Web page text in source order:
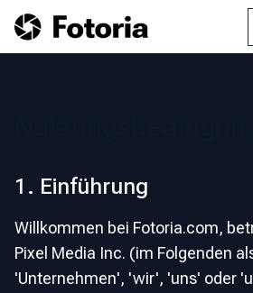
1. Einführung
Willkommen bei Fotoria.com,
Pixel Media Inc. (im Folgenden
'Unternehmen', 'wir', 'uns' oder